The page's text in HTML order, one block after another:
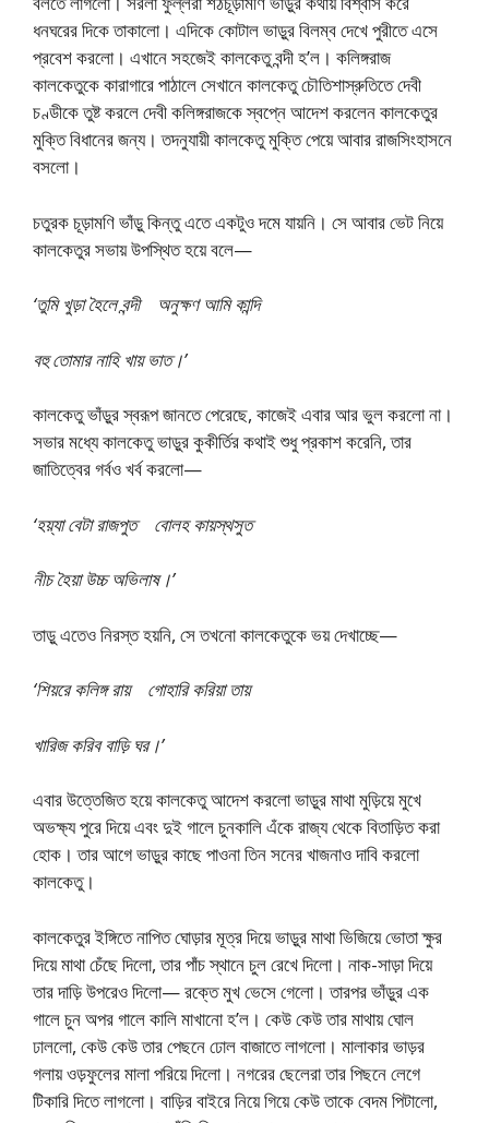
ধনঘরের দিকে তাকালো। এদিকে কোটাল ভাড়ুর বিলম্ব দেখে পুরীতে এসে
প্রবেশ করলো। এখানে সহজেই কালকেতু বন্দী হ’ল। কলিঙ্গরাজ
কালকেতুকে কারাগারে পাঠালে সেখানে কালকেতু চৌতিশাস্রুতিতে দেবী
চণ্ডীকে তুষ্ট করলে দেবী কলিঙ্গরাজকে স্বপ্নে আদেশ করলেন কালকেতুর
মুক্তি বিধানের জন্য। তদনুযায়ী কালকেতু মুক্তি পেয়ে আবার রাজসিংহাসনে
বসলো।
চতুরক চূড়ামণি ভাঁড়ু কিন্তু এতে একটুও দমে যায়নি। সে আবার ভেট নিয়ে
কালকেতুর সভায় উপস্থিত হয়ে বলে—
‘তুমি খুড়া হৈলে বন্দী অনুক্ষণ আমি কান্দি
বহু তোমার নাহি খায় ভাত।’
কালকেতু ভাঁড়ুর স্বরূপ জানতে পেরেছে, কাজেই এবার আর ভুল করলো না।
সভার মধ্যে কালকেতু ভাড়ুর কুকীর্তির কথাই শুধু প্রকাশ করেনি, তার
জাতিত্বের গর্বও খর্ব করলো—
‘হয়্যা বেটা রাজপুত বোলহ কায়স্থসুত
নীচ হৈয়া উচ্চ অভিলাষ।’
তাড়ু এতেও নিরস্ত হয়নি, সে তখনো কালকেতুকে ভয় দেখাচ্ছে—
‘শিয়রে কলিঙ্গ রায় গোহারি করিয়া তায়
খারিজ করিব বাড়ি ঘর।’
এবার উত্তেজিত হয়ে কালকেতু আদেশ করলো ভাড়ুর মাথা মুড়িয়ে মুখে
অভক্ষ্য পুরে দিয়ে এবং দুই গালে চুনকালি এঁকে রাজ্য থেকে বিতাড়িত করা
হোক। তার আগে ভাড়ুর কাছে পাওনা তিন সনের খাজনাও দাবি করলো
কালকেতু।
কালকেতুর ইঙ্গিতে নাপিত ঘোড়ার মূত্র দিয়ে ভাড়ুর মাথা ভিজিয়ে ভোতা ক্ষুর
দিয়ে মাথা চেঁছে দিলো, তার পাঁচ স্থানে চুল রেখে দিলো। নাক-সাড়া দিয়ে
তার দাড়ি উপরেও দিলো— রক্তে মুখ ভেসে গেলো। তারপর ভাঁড়ুর এক
গালে চুন অপর গালে কালি মাখানো হ’ল। কেউ কেউ তার মাথায় ঘোল
ঢাললো, কেউ কেউ তার পেছনে ঢোল বাজাতে লাগলো। মালাকার ভাড়র
গলায় ওড়ফুলের মালা পরিয়ে দিলো। নগরের ছেলেরা তার পিছনে লেগে
টিকারি দিতে লাগলো। বাড়ির বাইরে নিয়ে গিয়ে কেউ তাকে বেদম পিটালো,